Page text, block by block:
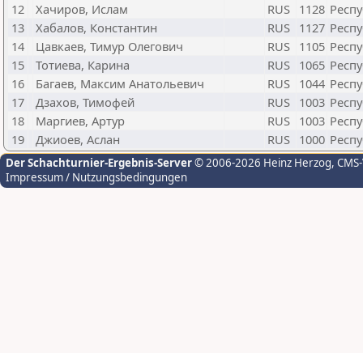
12
Хачиров, Ислам RUS 1128
13
Хабалов, Константин RUS 1127
14
Цавкаев, Тимур Олегович RUS 1105
15
Тотиева, Карина RUS 1065
16
Багаев, Максим Анатольевич RUS 1044
17
Дзахов, Тимофей RUS 1003
18
Маргиев, Артур RUS 1003
19
Джиоев, Аслан RUS 1000
Der Schachturnier-Ergebnis-Server© 2006-2026 Heinz Herzog,
Impressum / Nutzungsbedingungen